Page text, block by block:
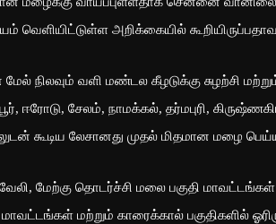
அறிக்கையில்
நிலவும் வளி மண்டல கீழடுக்கு சுழற்சி
ஈரோடு, சேலம், நாமக்கல், தர்மபுரி,
கூடிய லேசானது முதல் மிதமான மழை
மேற்கு தொடர்ச்சி மலை பகுதி
மற்றும் காரைக்கால் பகுதிகளில்